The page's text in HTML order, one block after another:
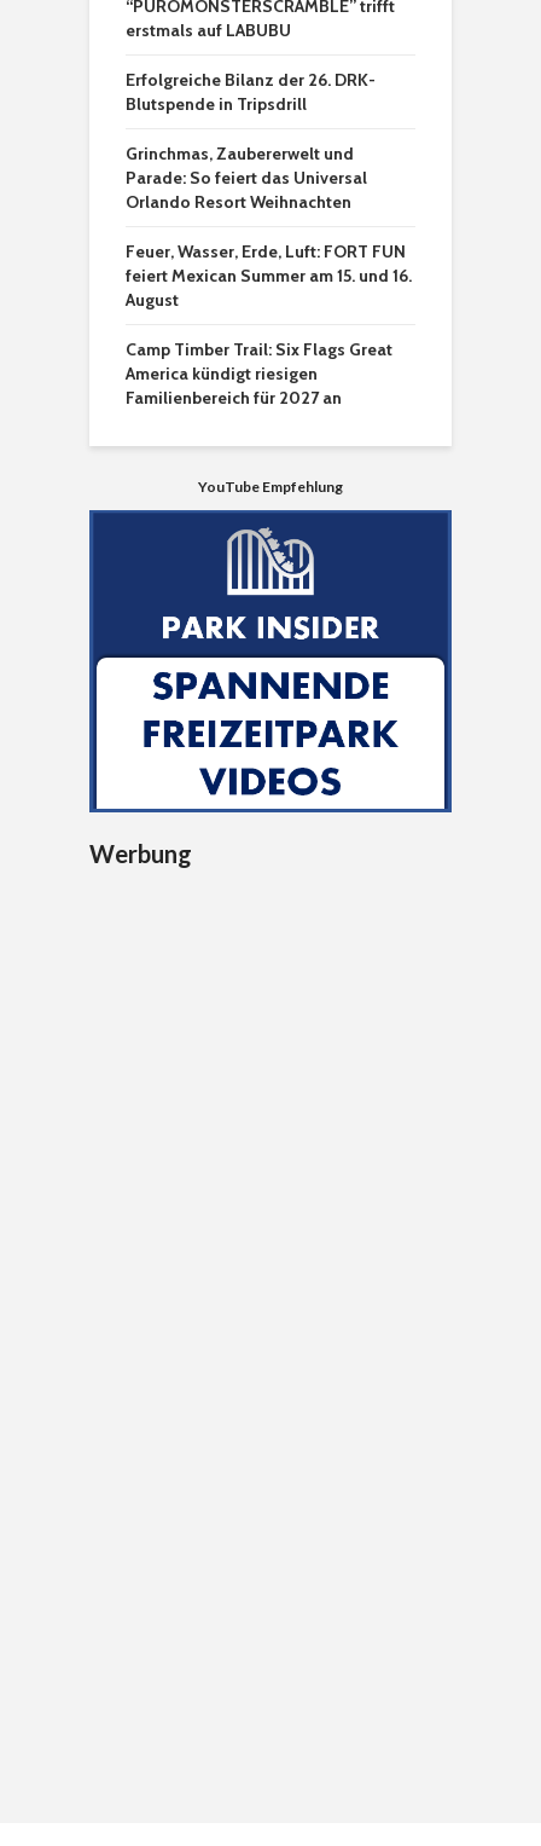
“PUROMONSTERSCRAMBLE” trifft
erstmals auf LABUBU
Erfolgreiche Bilanz der 26. DRK-
Blutspende in Tripsdrill
Grinchmas, Zaubererwelt und
Parade: So feiert das Universal
Orlando Resort Weihnachten
Feuer, Wasser, Erde, Luft: FORT FUN
feiert Mexican Summer am 15. und 16.
August
Camp Timber Trail: Six Flags Great
America kündigt riesigen
Familienbereich für 2027 an
YouTube Empfehlung
Werbung